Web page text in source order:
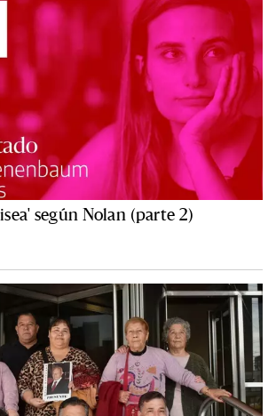
según Nolan (parte 2)